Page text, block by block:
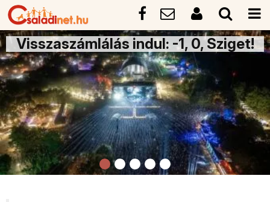
Visszaszámlálás indul: -1, 0, Sziget!